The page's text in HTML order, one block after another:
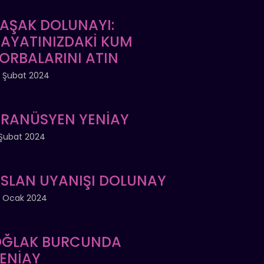
DOLUNAYI:
KUM
ATIN
Şubat 2024
YENİAY
2024
UYANIŞI DOLUNAY
Ocak 2024
BURCUNDA